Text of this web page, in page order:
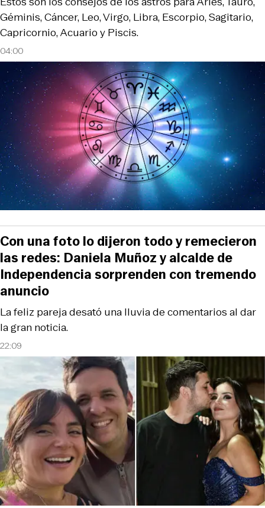
04:00
Géminis, Cáncer, Leo, Virgo, Libra, Escorpio, Sagitario,
Capricornio, Acuario y Piscis.
22:09
La feliz pareja desató una lluvia de comentarios al dar
la gran noticia.
Con una foto lo dijeron todo y remecieron
las redes: Daniela Muñoz y alcalde de
Independencia sorprenden con tremendo
anuncio